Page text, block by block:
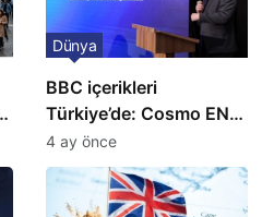
BBC içerikleri
Türkiye’de: Cosmo EN
ve BBC Player yayında
Dünya
4 ay önce